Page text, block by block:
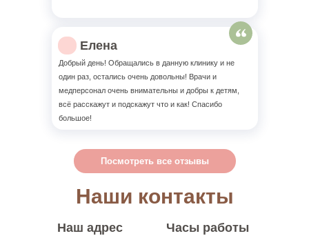
Елена
Добрый день! Обращались в данную клинику и не
один раз, остались очень довольны! Врачи и
медперсонал очень внимательны и добры к детям,
всё расскажут и подскажут что и как! Спасибо
большое!
Посмотреть все отзывы
Наш адрес Часы работы
Наши контакты